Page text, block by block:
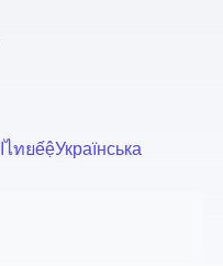
ไทยTiếng ViệtУкраїнська